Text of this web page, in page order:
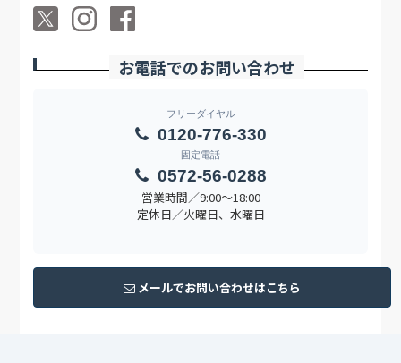
お電話でのお問い合わせ
営業時間／9:00〜18:00
定休日／火曜日、水曜日
フリーダイヤル
0120-776-330
固定電話
0572-56-0288
メールでお問い合わせはこちら